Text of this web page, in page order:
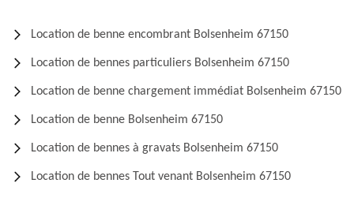
Location de benne encombrant Bolsenheim 67150
Location de bennes particuliers Bolsenheim 67150
Location de benne chargement immédiat Bolsenheim 67150
Location de benne Bolsenheim 67150
Location de bennes à gravats Bolsenheim 67150
Location de bennes Tout venant Bolsenheim 67150